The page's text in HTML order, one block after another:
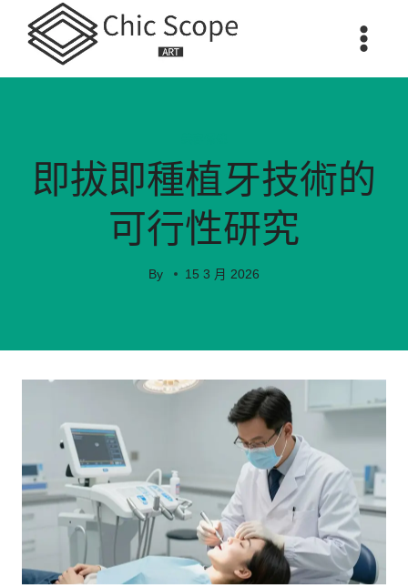
content
即拔即種植牙技術的
可行性研究
By 15 3 月 2026